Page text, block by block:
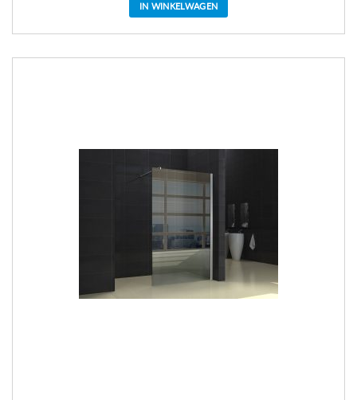
IN WINKELWAGEN